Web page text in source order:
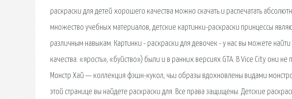
раскраски для детей хорошего качества можно скачать и распечатать
множество учебных материалов, детские картинки-раскраски принцессы
различным навыкам. Картинки - раскраски для девочек - у нас вы можете
качества. «ярость», «буйство») были и в ранних версиях GTA. В Vice City они
Монстр Хай — коллекция фэшн-кукол, чьи образы вдохновлены видами
этой странице вы найдете раскраски для. Все права защищены. Детские